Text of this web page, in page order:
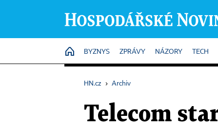
HOME
BYZNYS ZPRÁVY NÁZORY TECH
HN.cz › Archiv
Telecom